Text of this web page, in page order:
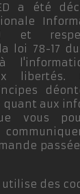
a été
et
loi 78-17
aux
vous
utilise des